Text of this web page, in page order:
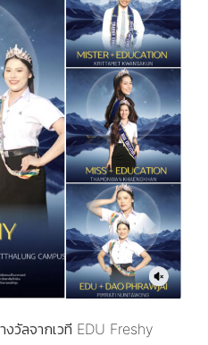
วัลจากเวที EDU Freshy